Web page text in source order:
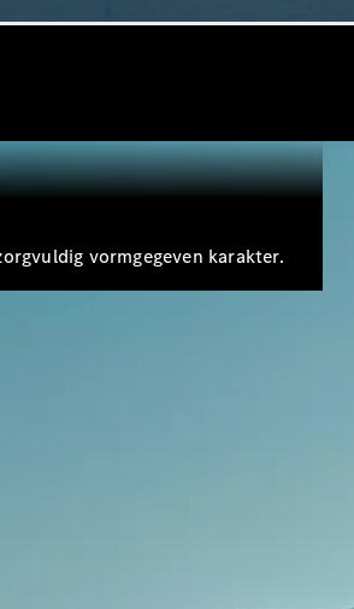
vormgegeven karakter.